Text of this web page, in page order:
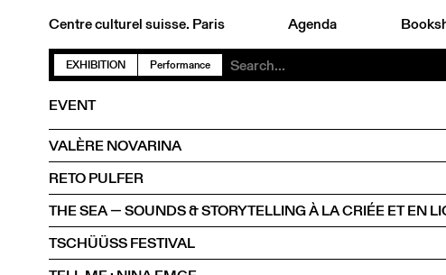
Centre culturel suisse. Paris Agenda
EXHIBITION Performance
EVENT
VALÈRE NOVARINA
RETO PULFER
THE SEA — SOUNDS & STORYTELLING À LA CRIÉE ET EN
TSCHÜÜSS FESTIVAL